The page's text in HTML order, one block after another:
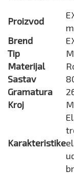
Proizvod
Brend
Tip
Materijal
Sastav
Gramatura
Kroj
Karakteristike